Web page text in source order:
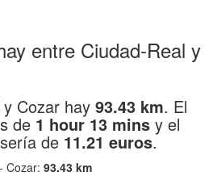
entre Ciudad-Real y
Cozar hay 93.43 km. El
de 1 hour 13 mins y el
de 11.21 euros.
Cozar: 93.43 km